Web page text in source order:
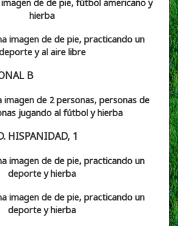
B
HISPANIDAD, 1